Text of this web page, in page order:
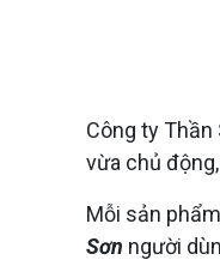
Công ty
vừa chủ
Mỗi sản
Sơn người